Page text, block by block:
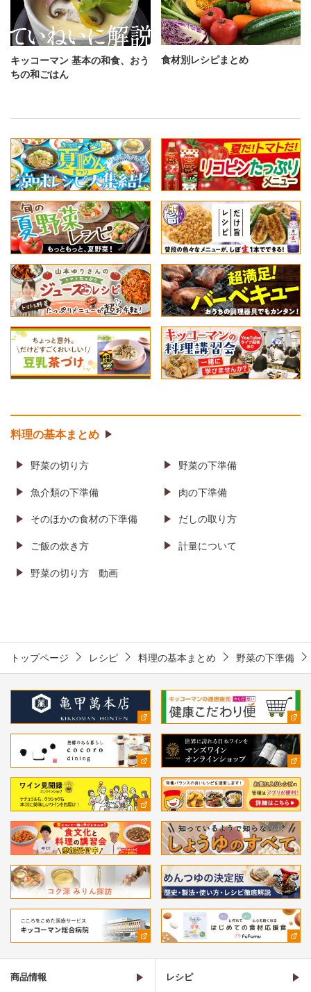
キッコーマン 基本の和食、おう
ちの和ごはん
食材別レシピまとめ
料理の基本まとめ
野菜の切り方 野菜の下準備
魚介類の下準備 肉の下準備
そのほかの食材の下準備 だしの取り方
ご飯の炊き方 計量について
野菜の切り方 動画
トップページ レシピ 料理の基本まとめ 野菜の下準備
商品情報 レシピ